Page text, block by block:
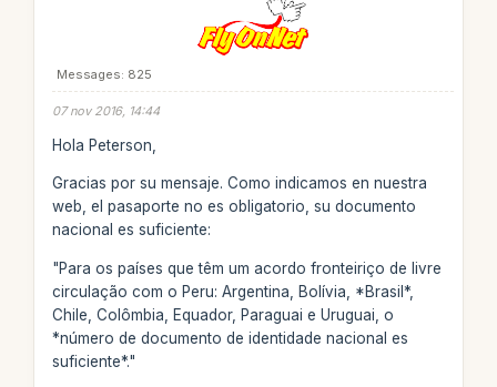
Messages: 825
07 nov 2016, 14:44
Hola Peterson,
Gracias por su mensaje. Como indicamos en nuestra
web, el pasaporte no es obligatorio, su documento
nacional es suficiente:
"Para os países que têm um acordo fronteiriço de livre
circulação com o Peru: Argentina, Bolívia, *Brasil*,
Chile, Colômbia, Equador, Paraguai e Uruguai, o
*número de documento de identidade nacional es
suficiente*."